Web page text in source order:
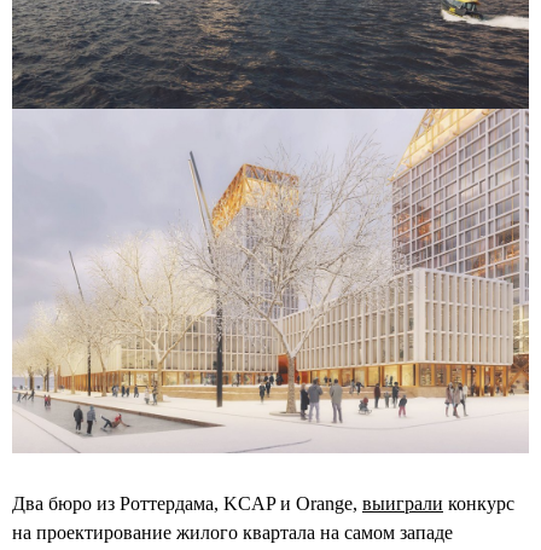
Два бюро из Роттердама, KCAP и Orange, выиграли конкурс
на проектирование жилого квартала на самом западе